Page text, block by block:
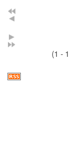
(1 -